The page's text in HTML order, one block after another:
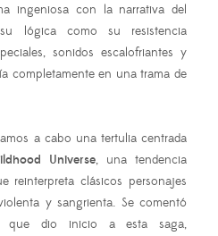
ingeniosa con la narrativa del
lógica como su resistencia
sonidos escalofriantes y
completamente en una trama de
a cabo una tertulia centrada
Universe, una tendencia
reinterpreta clásicos personajes
y sangrienta. Se comentó
que dio inicio a esta saga,